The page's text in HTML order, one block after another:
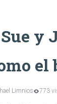
y
el
Limnios 773